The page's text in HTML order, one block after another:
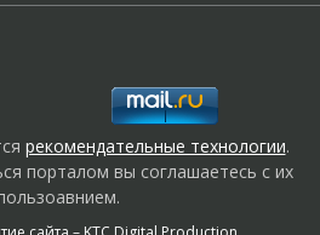
рекомендательные технологии.
порталом вы соглашаетесь с их